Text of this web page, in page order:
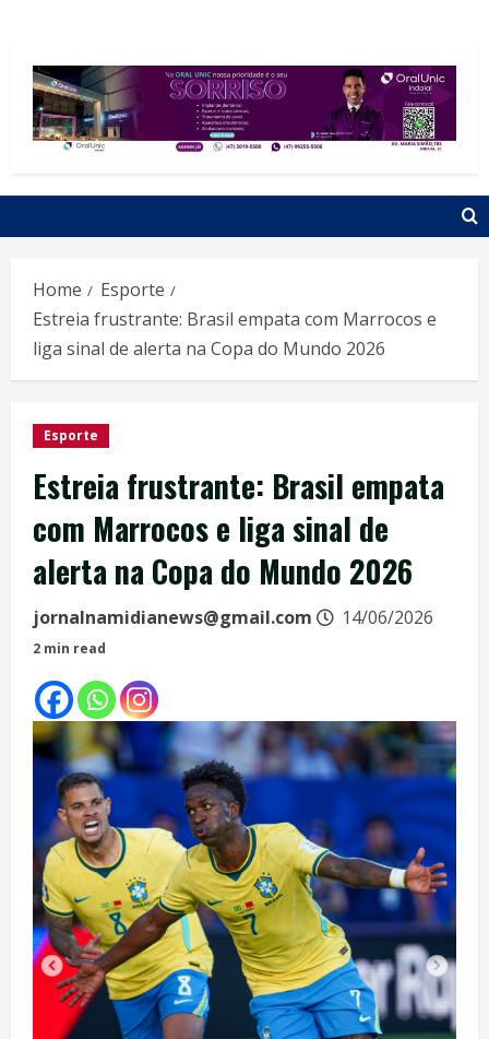
Home
Esporte
Estreia frustrante: Brasil empata com Marrocos e
liga sinal de alerta na Copa do Mundo 2026
Esporte
Estreia frustrante: Brasil empata
com Marrocos e liga sinal de
alerta na Copa do Mundo 2026
jornalnamidianews@gmail.com 14/06/2026
2 min read